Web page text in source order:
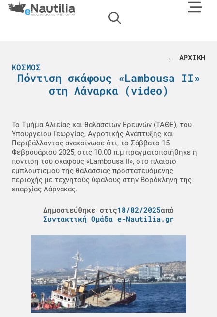
← ΑΡΧΙΚΗ
ΚΌΣΜΟΣ
Πόντιση σκάφους «Lambousa II»
στη Λάναρκα (video)
Το Τμήμα Αλιείας και θαλασσίων Ερευνών (ΤΑΘΕ), του
Υπουργείου Γεωργίας, Αγροτικής Ανάπτυξης και
Περιβάλλοντος ανακοίνωσε ότι, το Σάββατο 15
Φεβρουάριου 2025, στις 10.00 π.μ πραγματοποιήθηκε η
πόντιση του σκάφους «Lambousa II», στο πλαίσιο
εμπλουτισμού της θαλάσσιας προστατευόμενης
περιοχής με τεχνητούς ύφαλους στην Βορόκληνη της
επαρχίας Λάρνακας.
Δημοσιεύθηκε στις18/02/2025από
Συντακτική Ομάδα e-Nautilia.gr